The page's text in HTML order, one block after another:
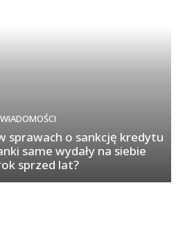
WIADOMOŚCI
sprawach o sankcję kredytu
same wydały na siebie
sprzed lat?